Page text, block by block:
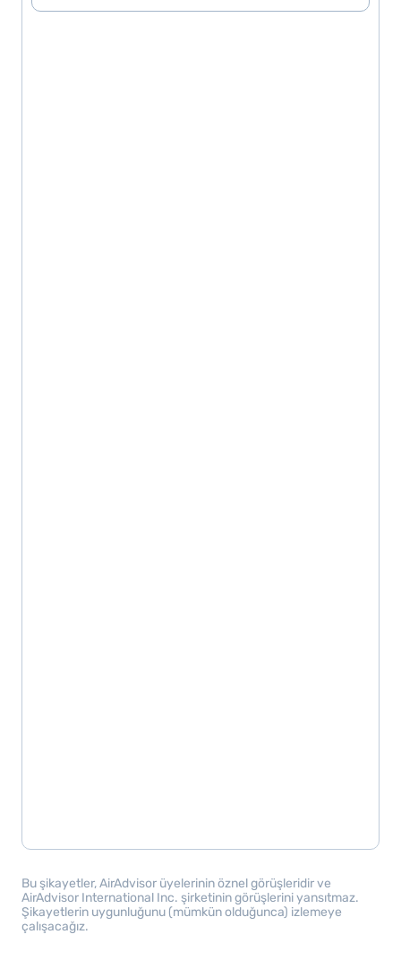
Bu şikayetler, AirAdvisor üyelerinin öznel görüşleridir ve
AirAdvisor International Inc. şirketinin görüşlerini yansıtmaz.
Şikayetlerin uygunluğunu (mümkün olduğunca) izlemeye
çalışacağız.